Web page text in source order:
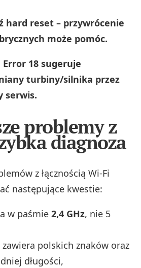
hard reset – przywrócenie
może pomóc.
18 sugeruje
turbiny/silnika przez
serwis.
problemy z
diagnoza
z łącznością Wi-Fi
następujące kwestie:
w paśmie2,4 GHz, nie 5
zawiera polskich znaków oraz
długości,